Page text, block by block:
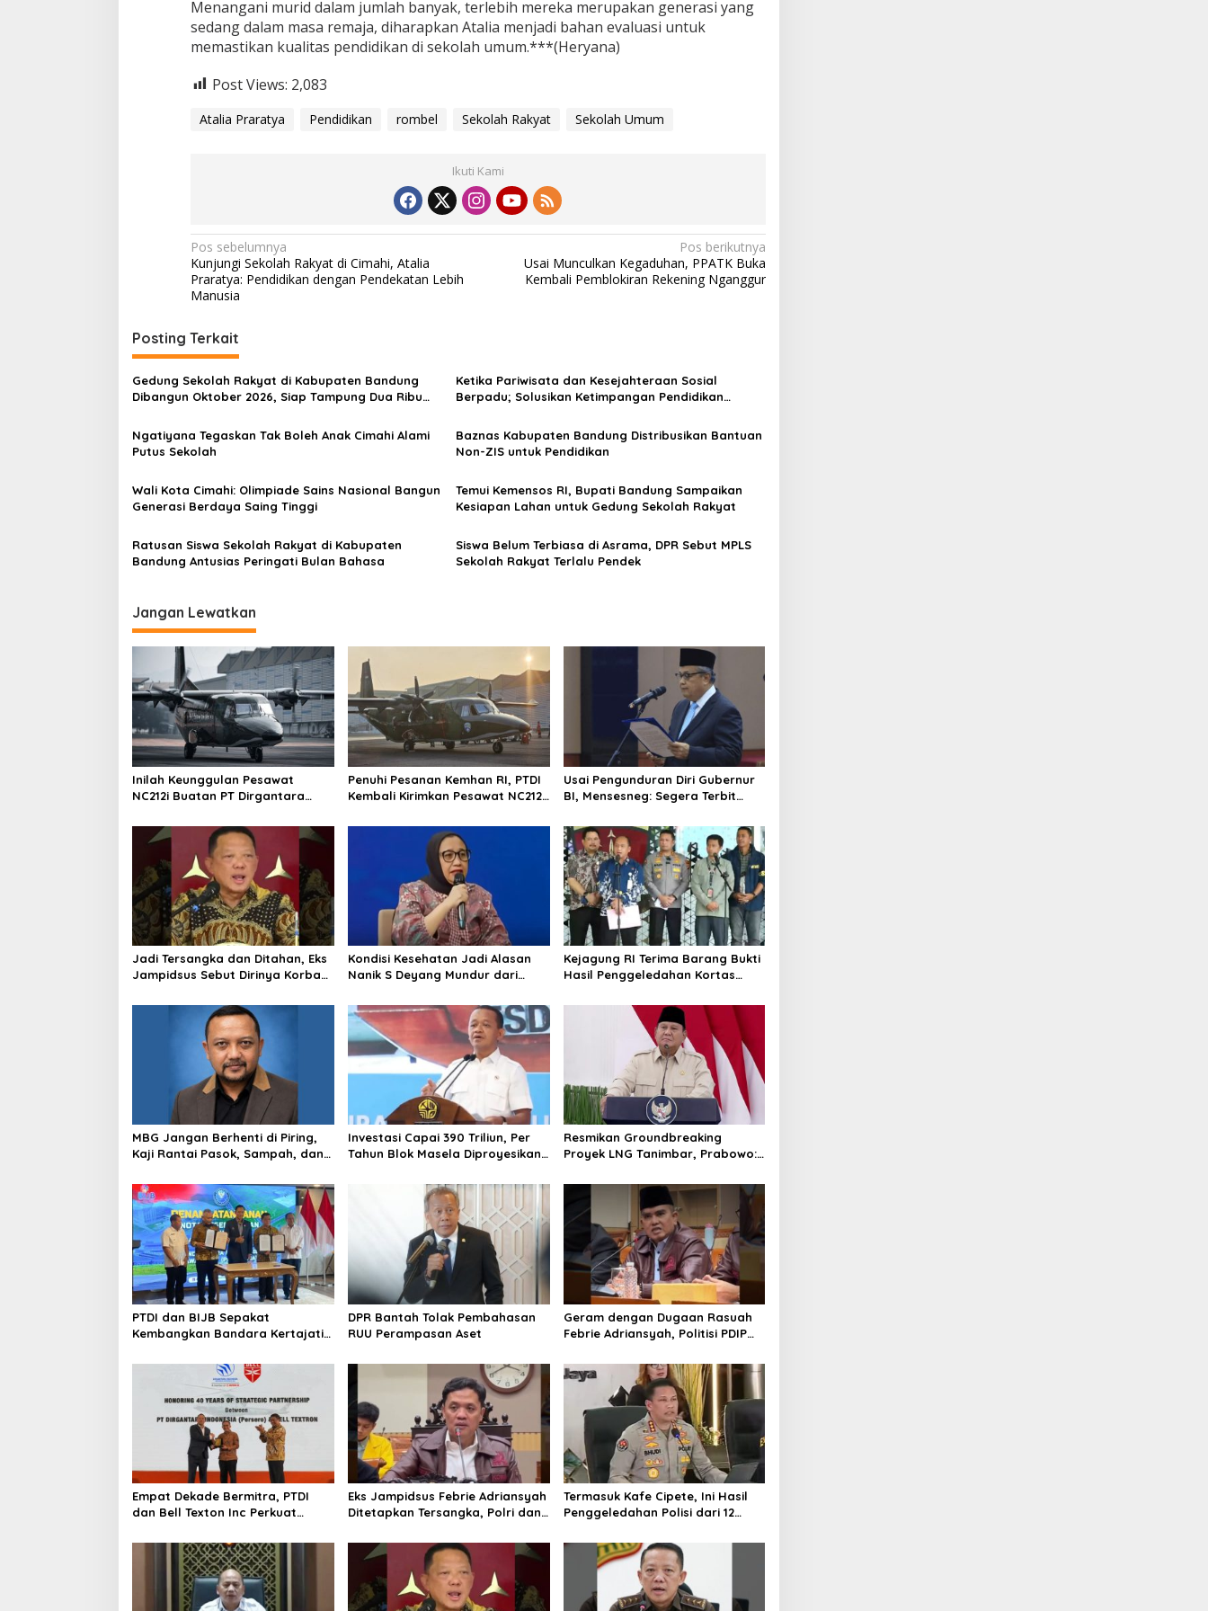
Menangani murid dalam jumlah banyak, terlebih mereka merupakan generasi yang
sedang dalam masa remaja, diharapkan Atalia menjadi bahan evaluasi untuk
memastikan kualitas pendidikan di sekolah umum.***(Heryana)
Post Views: 2,083
Atalia Praratya Pendidikan rombel Sekolah Rakyat Sekolah Umum
Ikuti Kami
N
a
v
i
g
a
s
i
p
s
Pos sebelumnya
Kunjungi Sekolah Rakyat di Cimahi, Atalia
Praratya: Pendidikan dengan Pendekatan Lebih
Manusia
Pos berikutnya
Usai Munculkan Kegaduhan, PPATK Buka
Kembali Pemblokiran Rekening Nganggur
Posting Terkait
Gedung Sekolah Rakyat di Kabupaten Bandung
Dibangun Oktober 2026, Siap Tampung Dua Ribu
Ketika Pariwisata dan Kesejahteraan Sosial
Berpadu; Solusikan Ketimpangan Pendidikan
Ngatiyana Tegaskan Tak Boleh Anak Cimahi Alami
Putus Sekolah
Baznas Kabupaten Bandung Distribusikan Bantuan
Non-ZIS untuk Pendidikan
Wali Kota Cimahi: Olimpiade Sains Nasional Bangun
Generasi Berdaya Saing Tinggi
Temui Kemensos RI, Bupati Bandung Sampaikan
Kesiapan Lahan untuk Gedung Sekolah Rakyat
Ratusan Siswa Sekolah Rakyat di Kabupaten
Bandung Antusias Peringati Bulan Bahasa
Siswa Belum Terbiasa di Asrama, DPR Sebut MPLS
Sekolah Rakyat Terlalu Pendek
Jangan Lewatkan
Inilah Keunggulan Pesawat
NC212i Buatan PT Dirgantara
Operasi TNI
Penuhi Pesanan Kemhan RI, PTDI
Kembali Kirimkan Pesawat NC212i
Usai Pengunduran Diri Gubernur
BI, Mensesneg: Segera Terbit
Hormat
Jadi Tersangka dan Ditahan, Eks
Jampidsus Sebut Dirinya Korban
Kondisi Kesehatan Jadi Alasan
Nanik S Deyang Mundur dari
Sudaryono
Kejagung RI Terima Barang Bukti
Hasil Penggeledahan Kortas
MBG Jangan Berhenti di Piring,
Kaji Rantai Pasok, Sampah, dan
Investasi Capai 390 Triliun, Per
Tahun Blok Masela Diproyesikan
Resmikan Groundbreaking
Proyek LNG Tanimbar, Prabowo:
PTDI dan BIJB Sepakat
Kembangkan Bandara Kertajati
Kedirgantaraan Nasional
DPR Bantah Tolak Pembahasan
RUU Perampasan Aset
Geram dengan Dugaan Rasuah
Febrie Adriansyah, Politisi PDIP
Mati
Empat Dekade Bermitra, PTDI
dan Bell Texton Inc Perkuat
Helikopter
Eks Jampidsus Febrie Adriansyah
Ditetapkan Tersangka, Polri dan
Termasuk Kafe Cipete, Ini Hasil
Penggeledahan Polisi dari 12